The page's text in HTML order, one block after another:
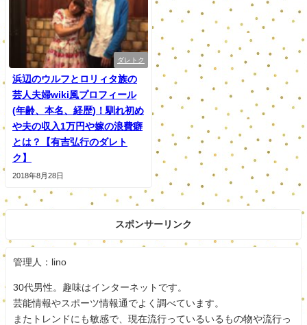
ダレトク
浜辺のウルフとロリィタ族の
芸人夫婦wiki風プロフィール
(年齢、本名、経歴)！馴れ初め
や夫の収入1万円や嫁の浪費癖
とは？【有吉弘行のダレト
ク】
2018年8月28日
スポンサーリンク
管理人：lino
30代男性。趣味はインターネットです。
芸能情報やスポーツ情報通でよく調べています。
またトレンドにも敏感で、現在流行っているいるもの物や流行っ